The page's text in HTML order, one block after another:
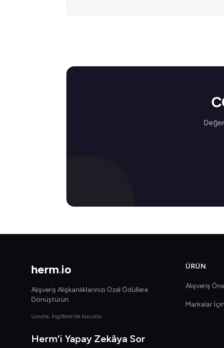
herm.io
Alışveriş Alışkanlıklarınızı Özel Ödüllere
Dönüştürün
Londra, İngiltere'de kuruldu
Herm'i Yapay Zekâya Sor
ÜRÜN
Alışveriş
Markalar İçin